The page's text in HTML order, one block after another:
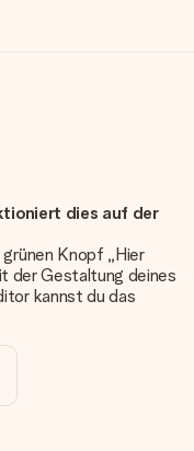
dies auf der
Knopf „Hier
der Gestaltung deines
kannst du das
um deinem
verleihen.